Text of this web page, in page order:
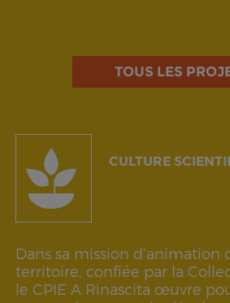
TOUS LES
CULTURE
Dans sa mission d’animation
territoire, confiée par la
le CPIE A Rinascita œuvre